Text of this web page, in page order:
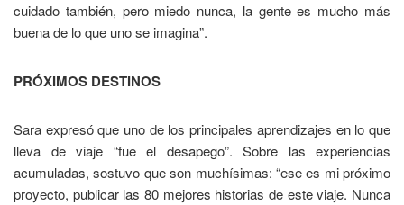
cuidado también, pero miedo nunca, la gente es mucho más
buena de lo que uno se imagina”.
PRÓXIMOS DESTINOS
Sara expresó que uno de los principales aprendizajes en lo que
lleva de viaje “fue el desapego”. Sobre las experiencias
acumuladas, sostuvo que son muchísimas: “ese es mi próximo
proyecto, publicar las 80 mejores historias de este viaje. Nunca